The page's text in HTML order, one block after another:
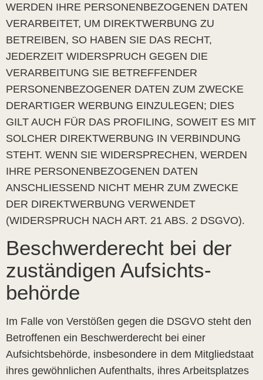
WERDEN IHRE PERSONENBEZOGENEN DATEN
VERARBEITET, UM DIREKTWERBUNG ZU
BETREIBEN, SO HABEN SIE DAS RECHT,
JEDERZEIT WIDERSPRUCH GEGEN DIE
VERARBEITUNG SIE BETREFFENDER
PERSONENBEZOGENER DATEN ZUM ZWECKE
DERARTIGER WERBUNG EINZULEGEN; DIES
GILT AUCH FÜR DAS PROFILING, SOWEIT ES MIT
SOLCHER DIREKTWERBUNG IN VERBINDUNG
STEHT. WENN SIE WIDERSPRECHEN, WERDEN
IHRE PERSONENBEZOGENEN DATEN
ANSCHLIESSEND NICHT MEHR ZUM ZWECKE
DER DIREKTWERBUNG VERWENDET
(WIDERSPRUCH NACH ART. 21 ABS. 2 DSGVO).
Beschwerde­recht bei der
zuständigen Aufsichts­
behörde
Im Falle von Verstößen gegen die DSGVO steht den
Betroffenen ein Beschwerderecht bei einer
Aufsichtsbehörde, insbesondere in dem Mitgliedstaat
ihres gewöhnlichen Aufenthalts, ihres Arbeitsplatzes